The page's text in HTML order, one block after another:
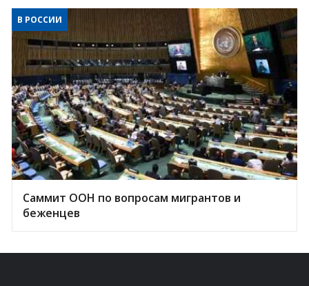
В РОССИИ
Саммит ООН по вопросам мигрантов и
беженцев